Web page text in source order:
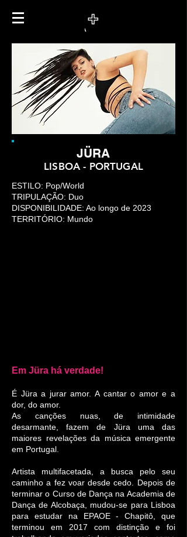
LISBOA - PORTUGAL
JÜRA
ESTILO: Pop/World
TRIPULAÇÃO: Duo
DISPONIBILIDADE: Ao longo de 2023
TERRITÓRIO: Mundo
Em Jüra há verdade!
É Jüra a jurar amor. A cantar o amor e a
dor, do amor.
As canções nuas, de intimidade
desarmante, fazem de Jüra uma das
maiores revelações da música emergente
em Portugal.
Artista multifacetada, a busca pelo seu
caminho a fez voar desde cedo. Depois de
terminar o Curso de Dança na Academia de
Dança de Alcobaça, mudou-se para Lisboa
para estudar na EPAOE - Chapitô, que
terminou em 2017 com distinção e foi